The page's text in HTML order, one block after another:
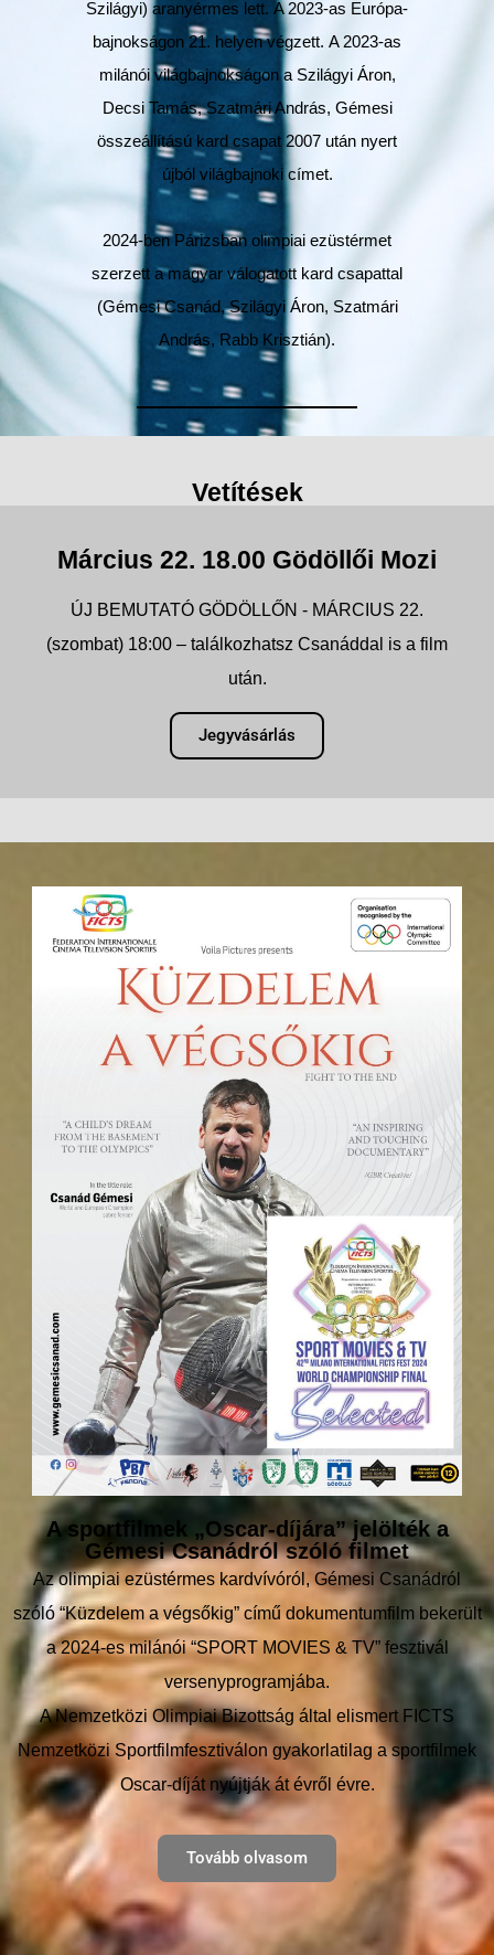
Szilágyi) aranyérmes lett. A 2023-as Európa-
bajnokságon 21. helyen végzett. A 2023-as
milánói világbajnokságon a Szilágyi Áron,
Decsi Tamás, Szatmári András, Gémesi
összeállítású kard csapat 2007 után nyert
újból világbajnoki címet.
2024-ben Párizsban olimpiai ezüstérmet
szerzett a magyar válogatott kard csapattal
(Gémesi Csanád, Szilágyi Áron, Szatmári
András, Rabb Krisztián).
Vetítések
Március 22. 18.00 Gödöllői Mozi
ÚJ BEMUTATÓ GÖDÖLLŐN - MÁRCIUS 22.
(szombat) 18:00 – találkozhatsz Csanáddal is a film
után.
Jegyvásárlás
A sportfilmek „Oscar-díjára” jelölték a
Gémesi Csanádról szóló filmet
Az olimpiai ezüstérmes kardvívóról, Gémesi Csanádról
szóló “Küzdelem a végsőkig” című dokumentumfilm bekerült
a 2024-es milánói “SPORT MOVIES & TV” fesztivál
versenyprogramjába.
A Nemzetközi Olimpiai Bizottság által elismert FICTS
Nemzetközi Sportfilmfesztiválon gyakorlatilag a sportfilmek
Oscar-díját nyújtják át évről évre.
Tovább olvasom